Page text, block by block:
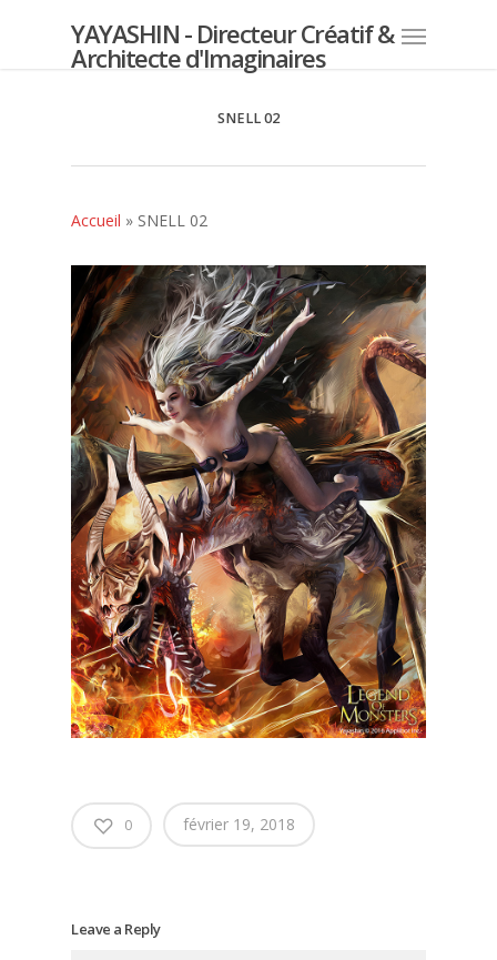
YAYASHIN - Directeur Créatif &
Architecte d'Imaginaires
SNELL 02
Accueil » SNELL 02
0 février 19, 2018
Leave a Reply